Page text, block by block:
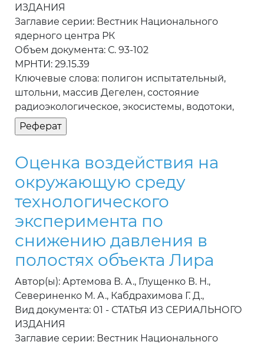
ИЗДАНИЯ
Заглавие серии: Вестник Национального
ядерного центра РК
Объем документа: С. 93-102
МРНТИ: 29.15.39
Ключевые слова: полигон испытательный,
штольни, массив Дегелен, состояние
радиоэкологическое, экосистемы, водотоки,
Оценка воздействия на
окружающую среду
технологического
эксперимента по
снижению давления в
полостях объекта Лира
Автор(ы): Артемова В. А., Глущенко В. Н.,
Севериненко М. А., Кабдрахимова Г. Д.,
Вид документа: 01 - СТАТЬЯ ИЗ СЕРИАЛЬНОГО
ИЗДАНИЯ
Заглавие серии: Вестник Национального